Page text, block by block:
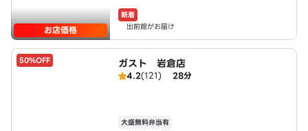
お店価格
新着
出前館がお届け
50%OFF ガスト 岩倉店
4.2(121) 28分
大盛無料弁当有